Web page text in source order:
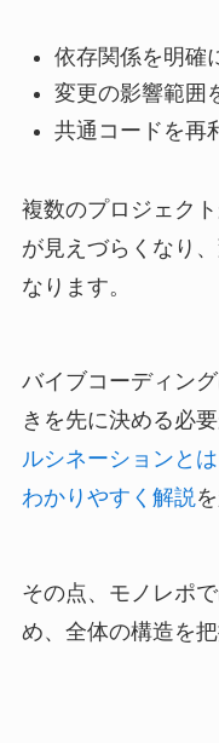
依存関係を明確
変更の影響範囲
共通コードを再
複数のプロジェク
が見えづらくなり
なります。
バイブコーディン
きを先に決める必
ルシネーションと
わかりやすく解説
その点、モノレポ
め、全体の構造を